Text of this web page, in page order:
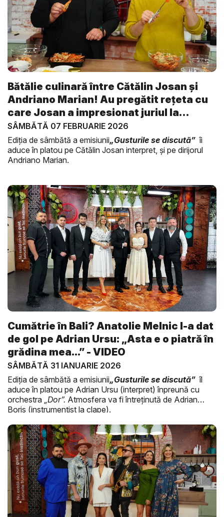
Bătălie culinară între Cătălin Josan și
Andriano Marian! Au pregătit rețeta cu
care Josan a impresionat juriul la
Maste...
SÂMBĂTĂ 07 FEBRUARIE 2026
Ediția de sâmbătă a emisiunii„Gusturile se discută”îi
aduce în platou pe Cătălin Josan interpret, și pe dirijorul
Andriano Marian.
Cumătrie în Bali? Anatolie Melnic l-a dat
de gol pe Adrian Ursu: „Asta e o piatră în
grădina mea...” - VIDEO
SÂMBĂTĂ 31 IANUARIE 2026
Ediția de sâmbătă a emisiunii„Gusturile se discută”îl
aduce în platou pe Adrian Ursu (interpret) înpreună cu
orchestra „Dor”. Atmosfera va fi întreținută de Adrian
Boris (instrumentist la clape).